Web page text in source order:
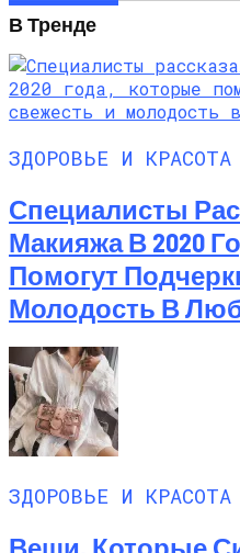
В Тренде
ЗДОРОВЬЕ И КРАСОТА
Специалисты
Макияжа В 2020
Помогут
Молодость В
ЗДОРОВЬЕ И КРАСОТА
Вещи, Которые